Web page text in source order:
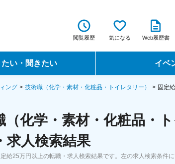
閲覧履歴 気になる Web履歴書
い・聞きたい
職
ビュー
イベ
転職イベント・転職
転職フェア
ング 技術職（化学・素材・化粧品・トイレタリー）
固定
化学・素材・化粧品・
求人検索結果
25万円以上の転職・求人検索結果です。左の求人検索条件に